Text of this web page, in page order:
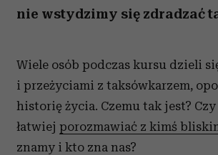
nie wstydzimy się zdradzać
Wiele osób podczas kursu dzieli
i przeżyciami z taksówkarzem,
historię życia. Czemu tak jest?
łatwiej porozmawiać z kimś
znamy i kto zna nas?